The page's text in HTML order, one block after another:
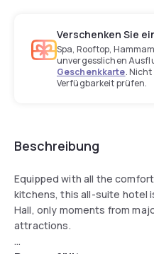
Verschenken Sie
Spa, Rooftop,
unvergesslichen
Geschenkkarte.
Verfügbarkeit prüfen.
Beschreibung
Equipped with all the
kitchens, this all-suite hotel
Hall, only moments from
attractions.